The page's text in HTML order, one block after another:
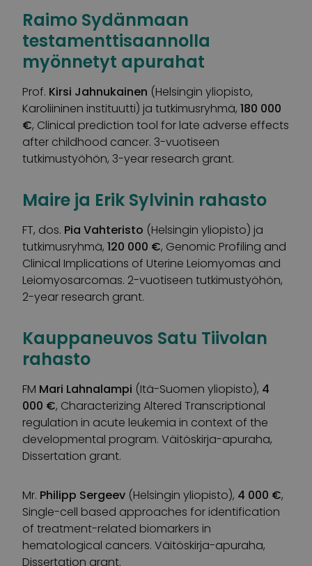
Raimo Sydänmaan
testamenttisaannolla
myönnetyt apurahat
Prof. Kirsi Jahnukainen (Helsingin yliopisto,
Karoliininen instituutti) ja tutkimusryhmä, 180 000
€, Clinical prediction tool for late adverse effects
after childhood cancer. 3-vuotiseen
tutkimustyöhön, 3-year research grant.
Maire ja Erik Sylvinin rahasto
FT, dos. Pia Vahteristo (Helsingin yliopisto) ja
tutkimusryhmä, 120 000 €, Genomic Profiling and
Clinical Implications of Uterine Leiomyomas and
Leiomyosarcomas. 2-vuotiseen tutkimustyöhön,
2-year research grant.
Kauppaneuvos Satu Tiivolan
rahasto
FM Mari Lahnalampi (Itä-Suomen yliopisto), 4
000 €, Characterizing Altered Transcriptional
regulation in acute leukemia in context of the
developmental program. Väitöskirja-apuraha,
Dissertation grant.
Mr. Philipp Sergeev (Helsingin yliopisto), 4 000 €,
Single-cell based approaches for identification
of treatment-related biomarkers in
hematological cancers. Väitöskirja-apuraha,
Dissertation grant.